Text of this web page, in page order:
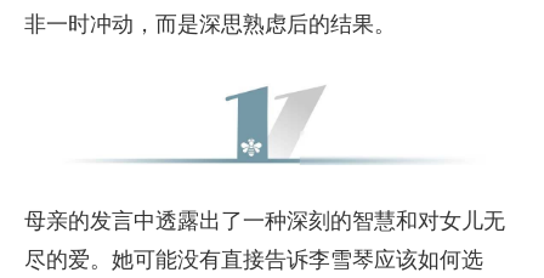
非一时冲动，而是深思熟虑后的结果。
母亲的发言中透露出了一种深刻的智慧和对女儿无
尽的爱。她可能没有直接告诉李雪琴应该如何选